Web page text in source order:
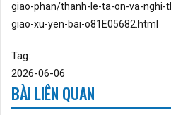
giao-phan/thanh-le-ta-on-va-nghi-
giao-xu-yen-bai-o81E05682.html
Tag:
2026-06-06
BÀI LIÊN QUAN